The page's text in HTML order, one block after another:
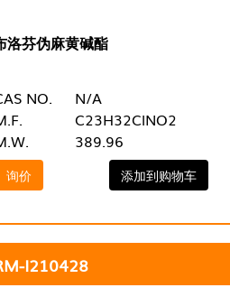
洛芬伪麻黄碱酯
NO.
N/A
C23H32ClNO2
389.96
询价 添加到购物车
I210428